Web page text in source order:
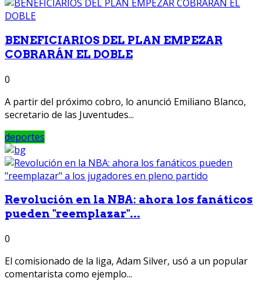
BENEFICIARIOS DEL PLAN EMPEZAR
COBRARÁN EL DOBLE
0
A partir del próximo cobro, lo anunció Emiliano Blanco,
secretario de las Juventudes...
deportes
Revolución en la NBA: ahora los fanáticos
pueden "reemplazar"...
0
El comisionado de la liga, Adam Silver, usó a un popular
comentarista como ejemplo...